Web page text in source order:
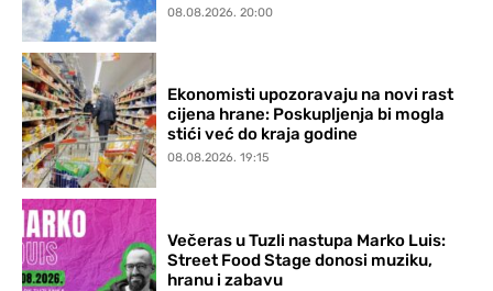
08.08.2026. 20:00
Ekonomisti upozoravaju na novi rast
cijena hrane: Poskupljenja bi mogla
stići već do kraja godine
08.08.2026. 19:15
Večeras u Tuzli nastupa Marko Luis:
Street Food Stage donosi muziku,
hranu i zabavu